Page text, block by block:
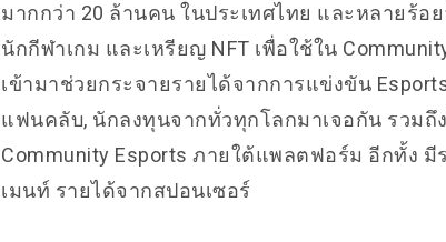
มากกว่า 20 ล้านคน ในประเทศไทย และหลายร้
นักกีฬาเกม และเหรียญ NFT เพื่อใช้ใน
เข้ามาช่วยกระจายรายได้จากการแข่งขัน
แฟนคลับ, นักลงทุนจากทั่วทุกโลกมาเจอกัน รวม
Community Esports ภายใต้แพลตฟอร์ม อีกทั้ง
เมนท์ รายได้จากสปอนเซอร์